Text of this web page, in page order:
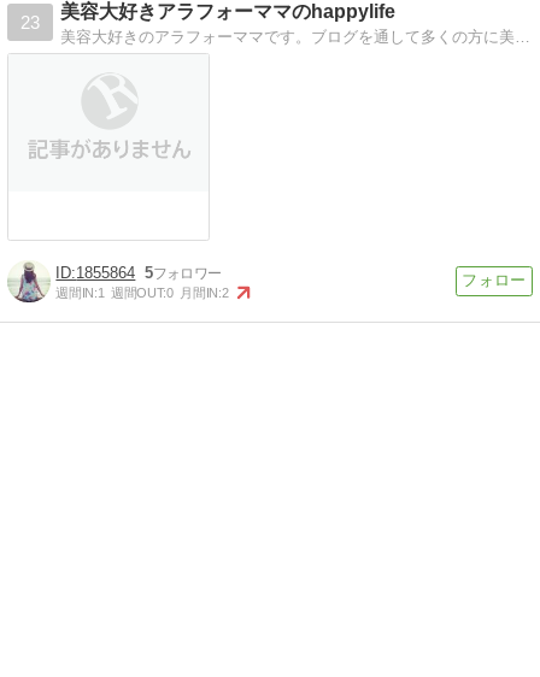
23
美容大好きアラフォーママのhappylife
美容大好きのアラフォーママです。ブログを通して多くの方に美容情報を発信していきますのでよろしくお願い致します！
1855864 5
週間IN:1 週間OUT:0 月間IN:2